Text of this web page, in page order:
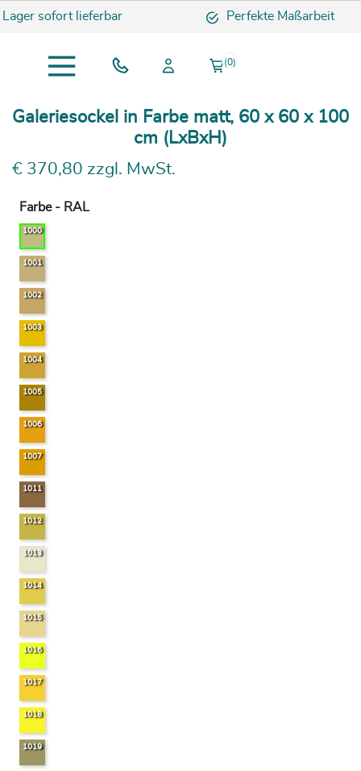
sofort lieferbar Perfekte Maßarbeit
(0)
Galeriesockel in Farbe matt, 60 x 60 x 100
cm (LxBxH)
€ 370,80 zzgl. MwSt.
Farbe - RAL
1000
1001
1002
1003
1004
1005
1006
1007
1011
1012
1013
1014
1015
1016
1017
1018
1019